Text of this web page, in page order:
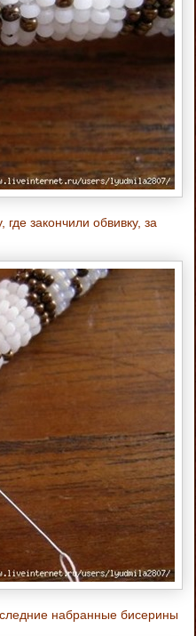
где закончили обвивку, за
набранные бисерины